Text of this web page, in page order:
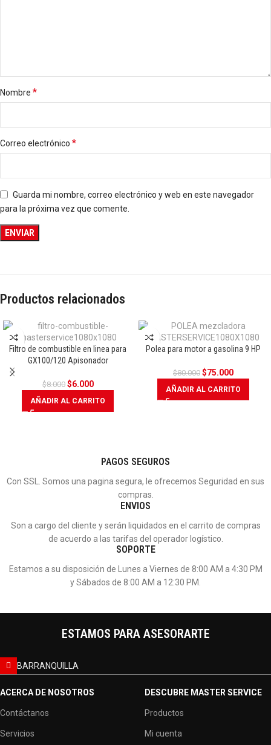
Nombre *
Correo electrónico *
Guarda mi nombre, correo electrónico y web en este navegador
para la próxima vez que comente.
Productos relacionados
OFERTA
Filtro de combustible en linea para
GX100/120 Apisonador
$8.000 $6.000
AÑADIR AL CARRITO
Polea para motor a gasolina 9 HP
$80.000 $75.000
AÑADIR AL CARRITO
PAGOS SEGUROS
Con SSL. Somos una pagina segura, le ofrecemos Seguridad en sus
compras.
ENVIOS
Son a cargo del cliente y serán liquidados en el carrito de compras
de acuerdo a las tarifas del operador logístico.
SOPORTE
Estamos a su disposición de Lunes a Viernes de 8:00 AM a 4:30 PM
y Sábados de 8:00 AM a 12:30 PM.
ESTAMOS PARA ASESORARTE
BARRANQUILLA
ACERCA DE NOSOTROS
Contáctanos
Servicios
DESCUBRE MASTER SERVICE
Productos
Mi cuenta